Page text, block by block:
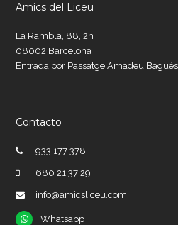
Amics del Liceu
La Rambla, 88, 2n
08002 Barcelona
Entrada por Passatge Amadeu Bagués
Contacto
933 177 378
680 21 37 29
info@amicsliceu.com
Whatsapp
Whatsapp